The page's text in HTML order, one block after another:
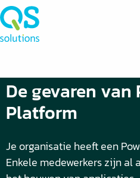
De gevaren van
Platform
Je organisatie heeft een
Enkele medewerkers zijn al